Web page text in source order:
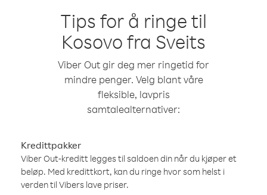
Tips for å ringe til
Kosovo fra Sveits
Viber Out gir deg mer ringetid for
mindre penger. Velg blant våre
fleksible, lavpris
samtalealternativer:
Kredittpakker
Viber Out-kreditt legges til saldoen din når du kjøper et
beløp. Med kredittkort, kan du ringe hvor som helst i
verden til Vibers lave priser.